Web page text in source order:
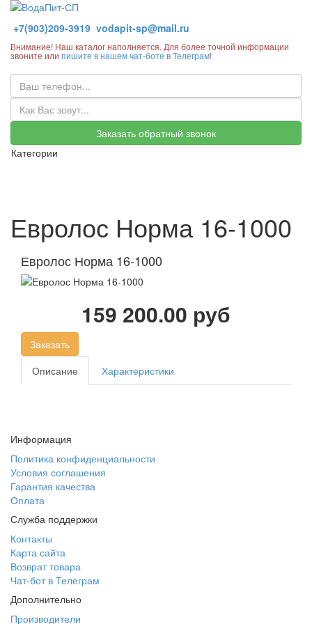
+7(903)209-3919 vodapit-sp@mail.ru
Внимание! Наш каталог наполняется. Для более точной информации
звоните или пишите в нашем чат-боте в Телеграм!
Заказать обратный звонок
Категории
Евролос Норма 16-1000
Евролос Норма 16-1000
159 200.00 руб
Заказать
Описание
Характеристики
Информация
Политика конфиденциальности
Условия соглашения
Гарантия качества
Оплата
Служба поддержки
Контакты
Карта сайта
Возврат товара
Чат-бот в Телеграм
Дополнительно
Производители